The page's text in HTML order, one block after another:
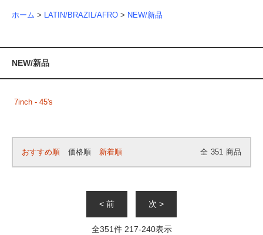
ホーム > LATIN/BRAZIL/AFRO > NEW/新品
NEW/新品
7inch - 45's
おすすめ順 価格順 新着順 全 351 商品
< 前 次 >
全351件 217-240表示